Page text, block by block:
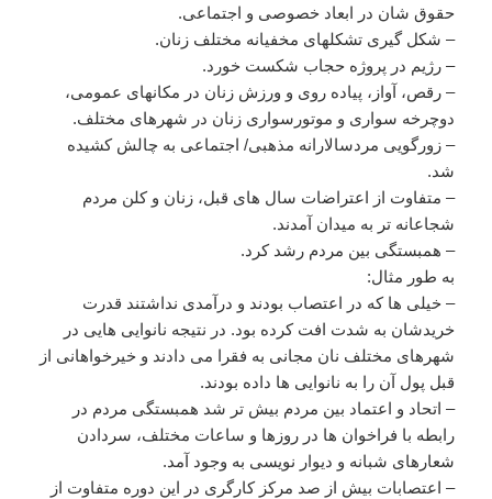
حقوق شان در ابعاد خصوصی و اجتماعی.
– شکل گیری تشکلهای مخفیانه مختلف زنان.
– رژیم در پروژه حجاب شکست خورد.
– رقص، آواز، پیاده روی و ورزش زنان در مکانهای عمومی،
دوچرخه سواری و موتورسواری زنان در شهرهای مختلف.
– زورگویی مردسالارانه مذهبی/ اجتماعی به چالش کشیده
شد.
– متفاوت از اعتراضات سال های قبل، زنان و کلن مردم
شجاعانه تر به میدان آمدند.
– همبستگی بین مردم رشد کرد.
به طور مثال:
– خیلی ها که در اعتصاب بودند و درآمدی نداشتند قدرت
خریدشان به شدت افت کرده بود. در نتیجه نانوایی هایی در
شهرهای مختلف نان مجانی به فقرا می دادند و خیرخواهانی از
قبل پول آن را به نانوایی ها داده بودند.
– اتحاد و اعتماد بین مردم بیش تر شد همبستگی مردم در
رابطه با فراخوان ها در روزها و ساعات مختلف، سردادن
شعارهای شبانه و دیوار نویسی به وجود آمد.
– اعتصابات بیش از صد مرکز کارگری در این دوره متفاوت از